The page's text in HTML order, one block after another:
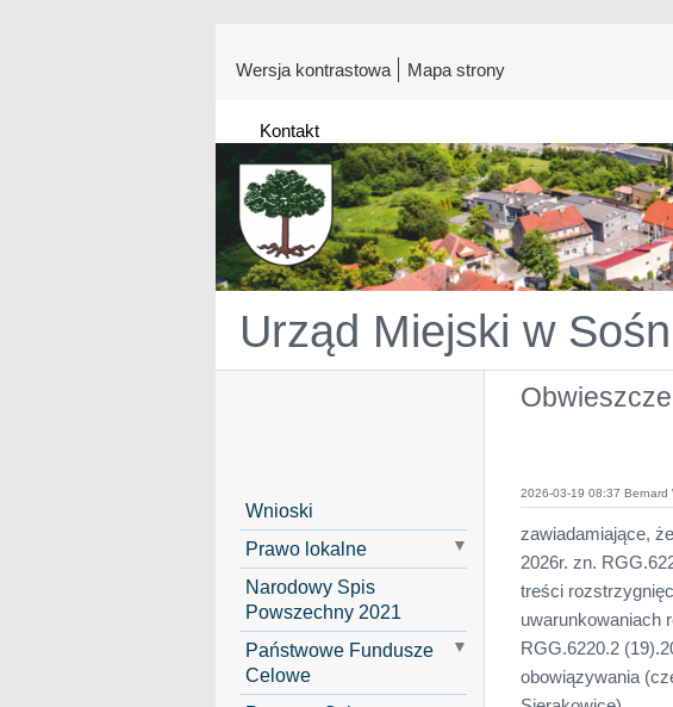
Wersja kontrastowa Mapa strony
Kontakt
Urząd Miejski w
Wnioski
Prawo lokalne
Narodowy Spis
Powszechny 2021
Państwowe Fundusze
Celowe
2026-03-19 08:37 Bernard
zawiadamiające,
2026r. zn.
treści
uwarunkowaniach
RGG.6220.2
obowiązywania